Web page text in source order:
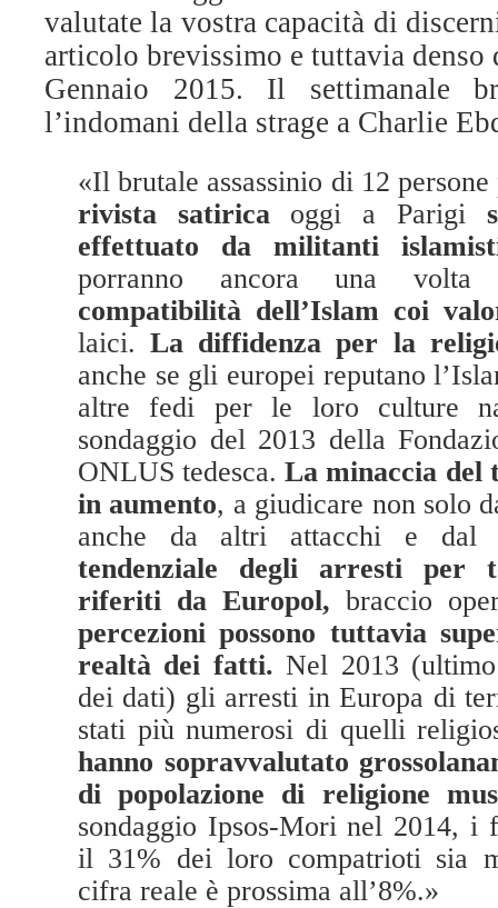
valutate la vostra capacità di
articolo brevissimo e tuttavia denso
Gennaio 2015. Il settimanale
l’indomani della strage a Charlie
«Il brutale assassinio di 12
rivista satiricaoggi a Parigi
effettuato da militanti
porranno ancora una
compatibilità dell’Islam coi
laici.La diffidenza per la
anche se gli europei reputano
altre fedi per le loro culture
sondaggio del 2013 della
ONLUS tedesca.La minaccia del
in aumento, a giudicare non solo
anche da altri attacchi e
tendenziale degli arresti per
riferiti da Europol, braccio
percezioni possono tuttavia
realtà dei fatti. Nel 2013
dei dati) gli arresti in Europa di
stati più numerosi di quelli
hanno sopravvalutato
di popolazione di religione
sondaggio Ipsos-Mori nel 2014, i
il 31% dei loro compatrioti sia
cifra reale è prossima all’8%.»